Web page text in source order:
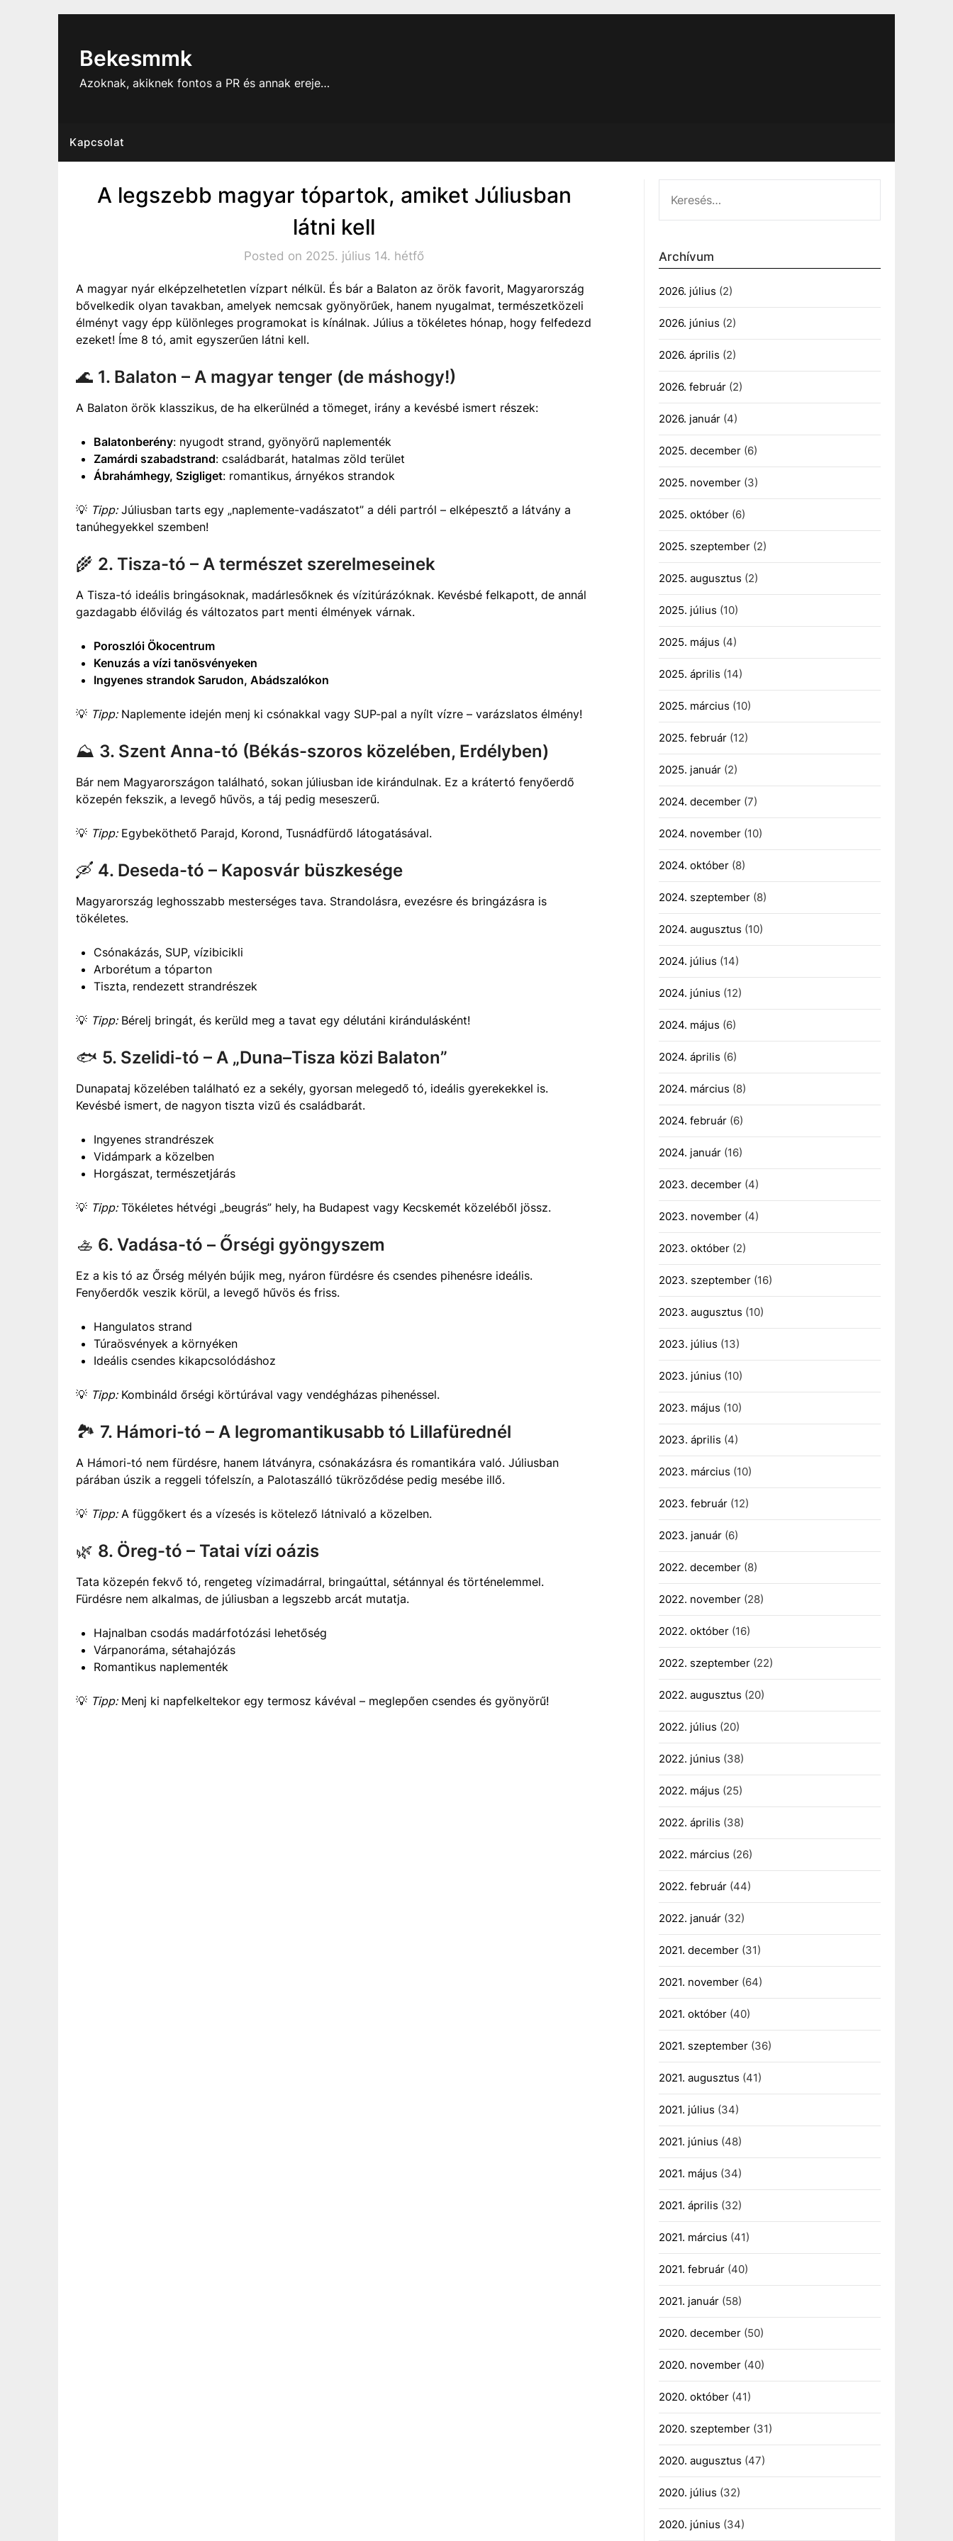
Bekesmmk
Azoknak, akiknek fontos a PR és annak ereje…
Kapcsolat
A legszebb magyar tópartok, amiket Júliusban
látni kell
Posted on 2025. július 14. hétfő
A magyar nyár elképzelhetetlen vízpart nélkül. És bár a Balaton az örök favorit, Magyarország
bővelkedik olyan tavakban, amelyek nemcsak gyönyörűek, hanem nyugalmat, természetközeli
élményt vagy épp különleges programokat is kínálnak. Július a tökéletes hónap, hogy felfedezd
ezeket! Íme 8 tó, amit egyszerűen látni kell.
🌊 1. Balaton – A magyar tenger (de máshogy!)
A Balaton örök klasszikus, de ha elkerülnéd a tömeget, irány a kevésbé ismert részek:
Balatonberény: nyugodt strand, gyönyörű naplementék
Zamárdi szabadstrand: családbarát, hatalmas zöld terület
Ábrahámhegy, Szigliget: romantikus, árnyékos strandok
💡 Tipp:Júliusban tarts egy „naplemente-vadászatot” a déli partról – elképesztő a látvány a
tanúhegyekkel szemben!
🌾 2. Tisza-tó – A természet szerelmeseinek
A Tisza-tó ideális bringásoknak, madárlesőknek és vízitúrázóknak. Kevésbé felkapott, de annál
gazdagabb élővilág és változatos part menti élmények várnak.
Poroszlói Ökocentrum
Kenuzás a vízi tanösvényeken
Ingyenes strandok Sarudon, Abádszalókon
💡 Tipp:Naplemente idején menj ki csónakkal vagy SUP-pal a nyílt vízre – varázslatos élmény!
⛰️ 3. Szent Anna-tó (Békás-szoros közelében, Erdélyben)
Bár nem Magyarországon található, sokan júliusban ide kirándulnak. Ez a krátertó fenyőerdő
közepén fekszik, a levegő hűvös, a táj pedig meseszerű.
💡 Tipp:Egybeköthető Parajd, Korond, Tusnádfürdő látogatásával.
🛶 4. Deseda-tó – Kaposvár büszkesége
Magyarország leghosszabb mesterséges tava. Strandolásra, evezésre és bringázásra is
tökéletes.
Csónakázás, SUP, vízibicikli
Arborétum a tóparton
Tiszta, rendezett strandrészek
💡 Tipp:Bérelj bringát, és kerüld meg a tavat egy délutáni kirándulásként!
🐟 5. Szelidi-tó – A „Duna–Tisza közi Balaton”
Dunapataj közelében található ez a sekély, gyorsan melegedő tó, ideális gyerekekkel is.
Kevésbé ismert, de nagyon tiszta vizű és családbarát.
Ingyenes strandrészek
Vidámpark a közelben
Horgászat, természetjárás
💡 Tipp:Tökéletes hétvégi „beugrás” hely, ha Budapest vagy Kecskemét közeléből jössz.
🚣 6. Vadása-tó – Őrségi gyöngyszem
Ez a kis tó az Őrség mélyén bújik meg, nyáron fürdésre és csendes pihenésre ideális.
Fenyőerdők veszik körül, a levegő hűvös és friss.
Hangulatos strand
Túraösvények a környéken
Ideális csendes kikapcsolódáshoz
💡 Tipp:Kombináld őrségi körtúrával vagy vendégházas pihenéssel.
🏞️ 7. Hámori-tó – A legromantikusabb tó Lillafürednél
A Hámori-tó nem fürdésre, hanem látványra, csónakázásra és romantikára való. Júliusban
párában úszik a reggeli tófelszín, a Palotaszálló tükröződése pedig mesébe illő.
💡 Tipp:A függőkert és a vízesés is kötelező látnivaló a közelben.
🌿 8. Öreg-tó – Tatai vízi oázis
Tata közepén fekvő tó, rengeteg vízimadárral, bringaúttal, sétánnyal és történelemmel.
Fürdésre nem alkalmas, de júliusban a legszebb arcát mutatja.
Hajnalban csodás madárfotózási lehetőség
Várpanoráma, sétahajózás
Romantikus naplementék
💡 Tipp:Menj ki napfelkeltekor egy termosz kávéval – meglepően csendes és gyönyörű!
Archívum
2026. július (2)
2026. június (2)
2026. április (2)
2026. február(2)
2026. január(4)
2025. december(6)
2025. november(3)
2025. október(6)
2025. szeptember(2)
2025. augusztus (2)
2025. július (10)
2025. május (4)
2025. április (14)
2025. március (10)
2025. február(12)
2025. január(2)
2024. december(7)
2024. november(10)
2024. október(8)
2024. szeptember(8)
2024. augusztus (10)
2024. július (14)
2024. június (12)
2024. május (6)
2024. április (6)
2024. március (8)
2024. február(6)
2024. január(16)
2023. december(4)
2023. november(4)
2023. október(2)
2023. szeptember(16)
2023. augusztus (10)
2023. július (13)
2023. június (10)
2023. május (10)
2023. április (4)
2023. március (10)
2023. február(12)
2023. január(6)
2022. december(8)
2022. november(28)
2022. október(16)
2022. szeptember(22)
2022. augusztus (20)
2022. július (20)
2022. június (38)
2022. május (25)
2022. április (38)
2022. március (26)
2022. február(44)
2022. január(32)
2021. december(31)
2021. november(64)
2021. október(40)
2021. szeptember(36)
2021. augusztus (41)
2021. július (34)
2021. június (48)
2021. május (34)
2021. április (32)
2021. március (41)
2021. február(40)
2021. január(58)
2020. december(50)
2020. november(40)
2020. október(41)
2020. szeptember(31)
2020. augusztus (47)
2020. július (32)
2020. június (34)